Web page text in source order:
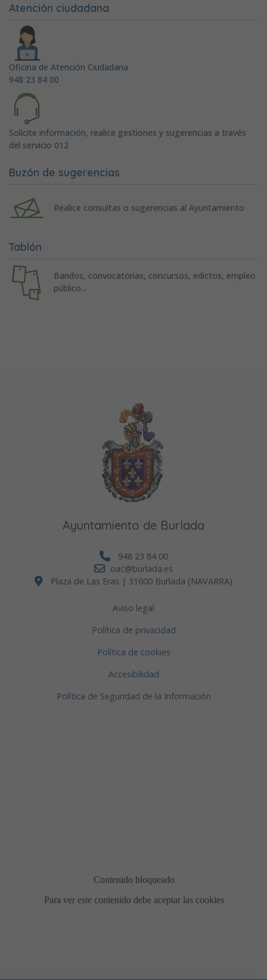
Atención ciudadana
Oficina de Atención Ciudadana
948 23 84 00
Solicite información, realice gestiones y sugerencias a través
del servicio 012
Buzón de sugerencias
Realice consultas o sugerencias al Ayuntamiento
Tablón
Bandos, convocatorias, concursos, edictos, empleo
público...
Ayuntamiento de Burlada
948 23 84 00
oac@burlada.es
Plaza de Las Eras | 31600 Burlada (NAVARRA)
Aviso legal
Política de privacidad
Política de cookies
Accesibilidad
Política de Seguridad de la Información